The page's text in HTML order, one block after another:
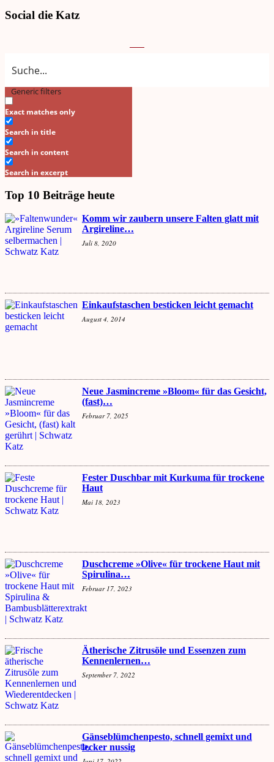
Social die Katz
Generic filters
Exact matches only
Search in title
Search in content
Search in excerpt
Top 10 Beiträge heute
Komm wir zaubern unsere Falten glatt mit
Argireline…
Juli 8, 2020
Einkaufstaschen besticken leicht gemacht
August 4, 2014
Neue Jasmincreme »Bloom« für das Gesicht,
(fast)…
Februar 7, 2025
Fester Duschbar mit Kurkuma für trockene
Haut
Mai 18, 2023
Duschcreme »Olive« für trockene Haut mit
Spirulina…
Februar 17, 2023
Ätherische Zitrusöle und Essenzen zum
Kennenlernen…
September 7, 2022
Gänseblümchenpesto, schnell gemixt und
lecker nussig